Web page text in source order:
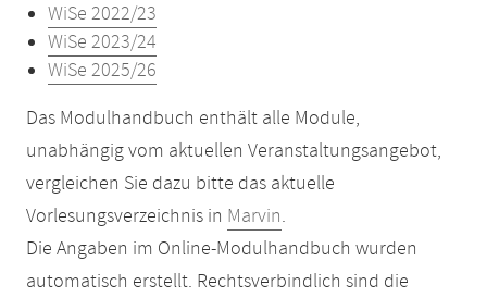
WiSe 2022/23
WiSe 2023/24
WiSe 2025/26
Das Modulhandbuch enthält alle Module,
unabhängig vom aktuellen Veranstaltungsangebot,
vergleichen Sie dazu bitte das aktuelle
Vorlesungsverzeichnis in Marvin.
Die Angaben im Online-Modulhandbuch wurden
automatisch erstellt. Rechtsverbindlich sind die